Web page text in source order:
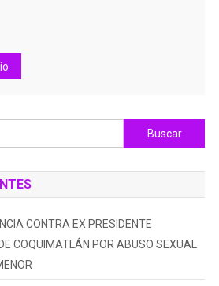
Buscar:
CONTRA EX PRESIDENTE
COQUIMATLÁN POR ABUSO SEXUAL